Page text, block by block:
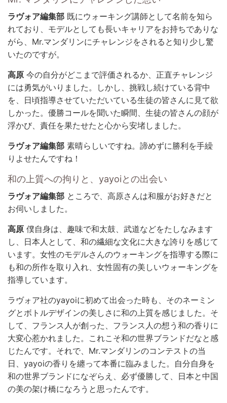
ラヴォア編集部 既にウォーキング講師として名前を知ら
れており、モデルとしても長いキャリアをお持ちでありな
がら、Mr.マンダリンにチャレンジをされると知り少し驚
いたのですが。
高原 今の自分がどこまで評価されるか、正直チャレンジ
には勇気がいりました。しかし、挑戦し続けている背中
を、日頃指導させていただいている生徒の皆さんに見て欲
しかった。優勝コールを聞いた瞬間、生徒の皆さんの顔が
浮かび、責任を果たせたと心から安堵しました。
ラヴォア編集部 素晴らしいですね。諦めずに勝利を手繰
りよせたんですね！
和の上質への拘りと、yayoiとの出会い
ラヴォア編集部 ところで、高原さんは和服がお好きだと
お伺いしました。
高原 僕自身は、趣味で和太鼓、武道などをたしなみます
し、日本人として、和の繊細な文化に大きな誇りを感じて
います。女性のモデルさんのウォーキングを指導する際に
も和の所作を取り入れ、女性固有の美しいウォーキングを
指導しています。
ラヴォア社のyayoiに初めて出会った時も、そのネーミン
グとボトルデザインの美しさに和の上質を感じました。そ
して、フランス人が創った、フランス人の想う和の香りに
大変心惹かれました。これこそ和の世界ブランドだなと感
じたんです。それで、Mr.マンダリンのコンテストの当
日、yayoiの香りを纏って本番に臨みました。自分自身を
和の世界ブランドになぞらえ、必ず優勝して、日本と中国
の美の架け橋になろうと思ったんです。